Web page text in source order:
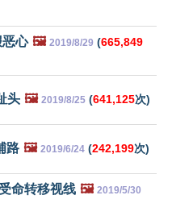
心 🖼️ 2019/8/29 (665,849
头 🖼️ 2019/8/25 (641,125次)
路 🖼️ 2019/6/24 (242,199次)
命转移视线 🖼️ 2019/5/30